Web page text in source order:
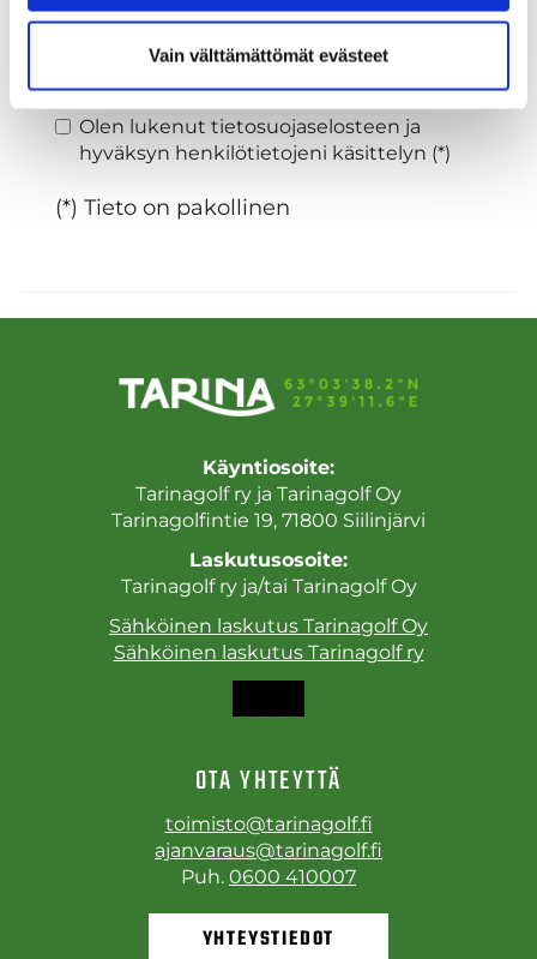
Vain välttämättömät evästeet
Rekisteröidy
Haluan tilata Tarina Golf uutiskirjeen
Olen lukenut tietosuojaselosteen ja
hyväksyn henkilötietojeni käsittelyn (*)
(*) Tieto on pakollinen
Käyntiosoite:
Tarinagolf ry ja Tarinagolf Oy
Tarinagolfintie 19, 71800 Siilinjärvi
Laskutusosoite:
Tarinagolf ry ja/tai Tarinagolf Oy
Sähköinen laskutus Tarinagolf Oy
Sähköinen laskutus Tarinagolf ry
OTA YHTEYTTÄ
toimisto@tarinagolf.fi
ajanvaraus@tarinagolf.fi
Puh. 0600 410007
YHTEYSTIEDOT